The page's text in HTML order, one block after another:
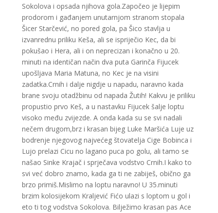
Sokolova i opsada njihova gola.Započeo je lijepim
prodorom i gađanjem unutarnjom stranom stopala
Šicer Starčević, no pored gola, pa Šico stavlja u
izvanrednu priliku Keša, ali se ispriječio Kec, da bi
pokušao i Hera, ali i on neprecizan i konačno u 20.
minuti na identičan način dva puta Garinča Fijucek
upošljava Maria Matuna, no Kec je na visini
zadatka.Crnih i dalje nigdje u napadu, naravno kada
brane svoju otadžbinu od napada Žutih! Kakvu je priliku
propustio prvo Keš, a u nastavku Fijucek šalje loptu
visoko među zvijezde. A onda kada su se svi nadali
nečem drugom,brz i krasan bijeg Luke Maršića Luje uz
bodrenje njegovog najvećeg štovatelja Cige Bobinca i
Lujo prelazi Cicu no lagano puca po golu, ali tamo se
našao Sinke Krajač i sprječava vodstvo Crnih.I kako to
svi već dobro znamo, kada ga ti ne zabiješ, obično ga
brzo primiš.Mislimo na loptu naravno! U 35.minuti
brzim kolosijekom Kraljević Fićo ulazi s loptom u gol i
eto ti tog vodstva Sokolova. Bilježimo krasan pas Ace